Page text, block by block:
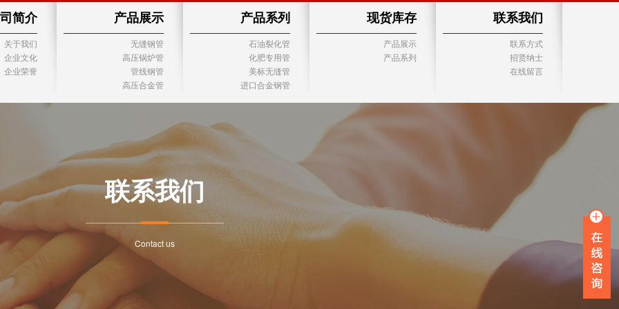
简介
关于我们
企业文化
企业荣誉
产品展示
无缝钢管
高压锅炉管
管线钢管
高压合金管
产品系列
石油裂化管
化肥专用管
美标无缝管
进口合金钢管
现货库存
产品展示
产品系列
联系我们
联系方式
招贤纳士
在线留言
联系我们
Contact us